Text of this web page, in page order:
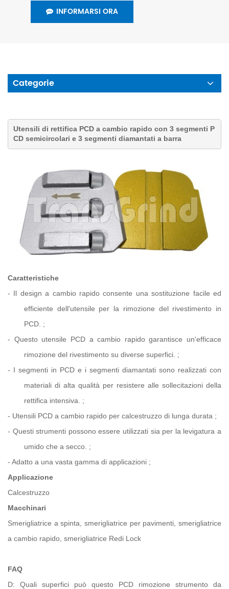
INFORMARSI ORA
Categorie
Utensili di rettifica PCD a cambio rapido con 3 segmenti P
CD semicircolari e 3 segmenti diamantati a barra
Caratteristiche
- Il design a cambio rapido consente una sostituzione facile ed
efficiente dell'utensile per la rimozione del rivestimento in
PCD. ;
- Questo utensile PCD a cambio rapido garantisce un'efficace
rimozione del rivestimento su diverse superfici. ;
- I segmenti in PCD e i segmenti diamantati sono realizzati con
materiali di alta qualità per resistere alle sollecitazioni della
rettifica intensiva. ;
- Utensili PCD a cambio rapido per calcestruzzo di lunga durata ;
- Questi strumenti possono essere utilizzati sia per la levigatura a
umido che a secco. ;
- Adatto a una vasta gamma di applicazioni ;
Applicazione
Calcestruzzo
Macchinari
Smerigliatrice a spinta, smerigliatrice per pavimenti, smerigliatrice
a cambio rapido, smerigliatrice Redi Lock
FAQ
D: Quali superfici può questo PCD rimozione strumento da